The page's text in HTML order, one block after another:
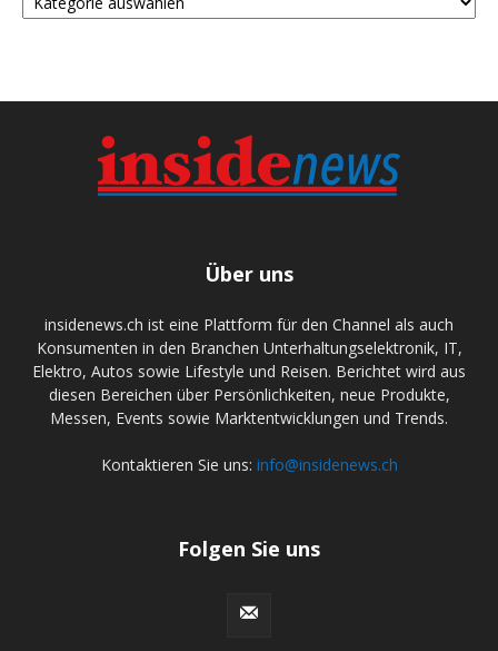
KATEGORIEN
Über uns
insidenews.ch ist eine Plattform für den Channel als auch
Konsumenten in den Branchen Unterhaltungselektronik, IT,
Elektro, Autos sowie Lifestyle und Reisen. Berichtet wird aus
diesen Bereichen über Persönlichkeiten, neue Produkte,
Messen, Events sowie Marktentwicklungen und Trends.
Kontaktieren Sie uns: info@insidenews.ch
Folgen Sie uns